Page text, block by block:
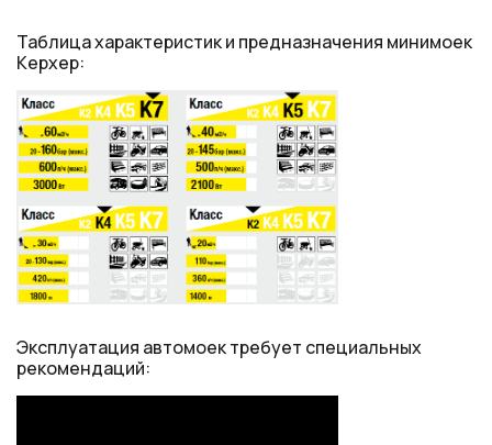
Таблица характеристик и предназначения минимоек
Керхер:
Эксплуатация автомоек требует специальных
рекомендаций: